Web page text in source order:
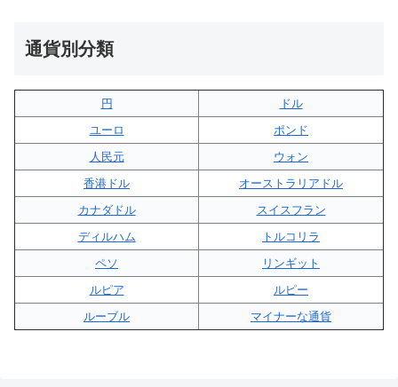
通貨別分類
円
ドル
ユーロ
ポンド
人民元
ウォン
香港ドル
オーストラリアドル
カナダドル
スイスフラン
ディルハム
トルコリラ
ペソ
リンギット
ルピア
ルピー
ルーブル
マイナーな通貨